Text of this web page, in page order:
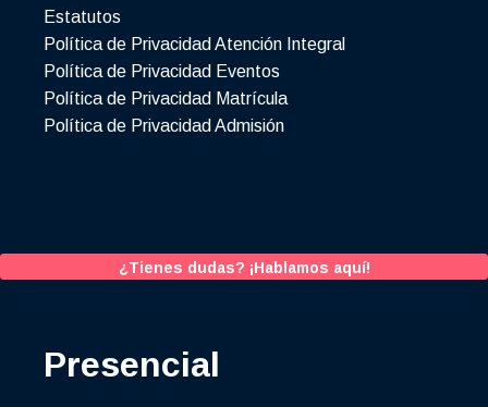
Estatutos
Política de Privacidad Atención Integral
Política de Privacidad Eventos
Política de Privacidad Matrícula
Política de Privacidad Admisión
¿Tienes dudas? ¡Hablamos aquí!
Presencial